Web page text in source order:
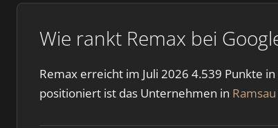
Wie rankt Remax bei
Remax erreicht im Juli 2026 4.539 Punkte
positioniert ist das Unternehmen in Ramsau